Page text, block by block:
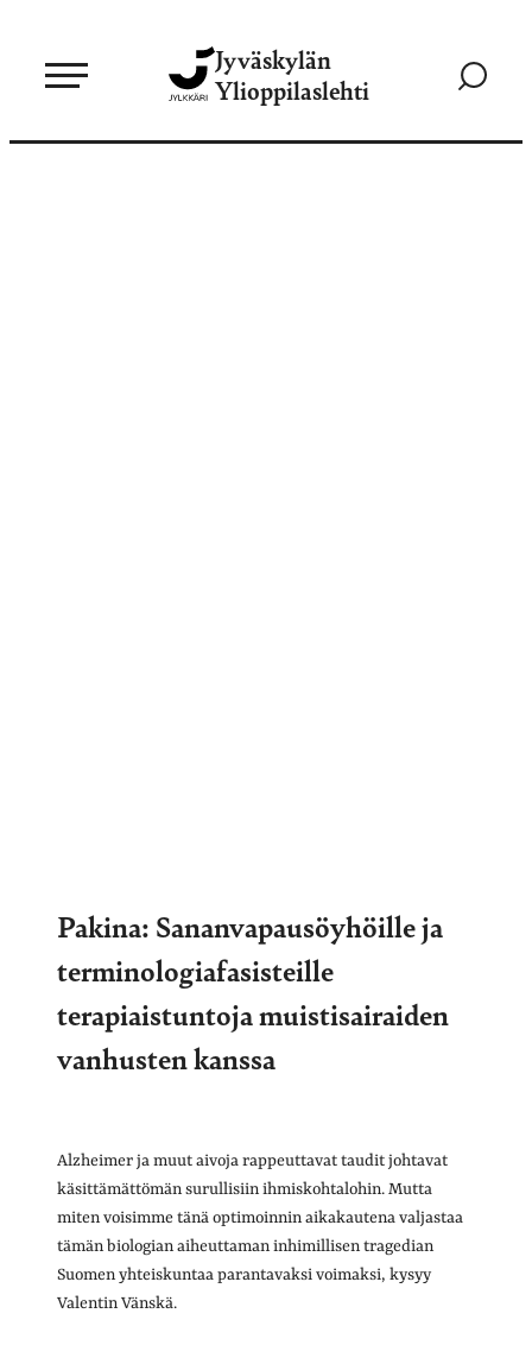
sisältöön
Jyväskylän
Ylioppilaslehti
Siirry
Pakina: Sananvapausöyhöille ja
terminologiafasisteille
terapiaistuntoja muistisairaiden
vanhusten kanssa
Alzheimer ja muut aivoja rappeuttavat taudit johtavat
käsittämättömän surullisiin ihmiskohtalohin. Mutta
miten voisimme tänä optimoinnin aikakautena valjastaa
tämän biologian aiheuttaman inhimillisen tragedian
Suomen yhteiskuntaa parantavaksi voimaksi, kysyy
Valentin Vänskä.